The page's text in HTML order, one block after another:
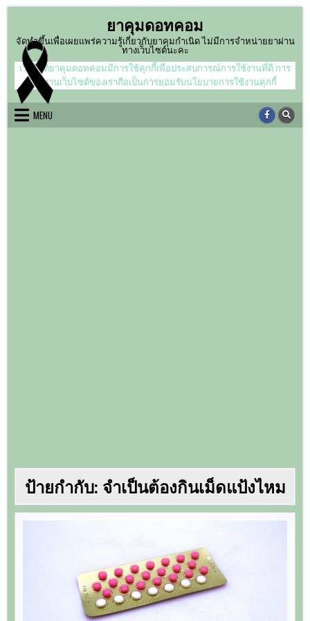
content
ยาคุมดอทคอม
จัดทำขึ้นเพื่อเผยแพร่ความรู้เกี่ยวกับยาคุมกำเนิด ไม่มีการจำหน่ายยาผ่าน
ทางเว็บไซต์นะคะ
เว็บไซต์ยาคุมดอทคอมมีการใช้คุกกี้เพื่อประสบการณ์การใช้งานที่ดี การ
ใช้งานเว็บไซต์ของเราถือเป็นการยอมรับนโยบายการใช้งานคุกกี้
MENU
ป้ายกำกับ: จำเป็นต้องกินเม็ดแป้งไหม